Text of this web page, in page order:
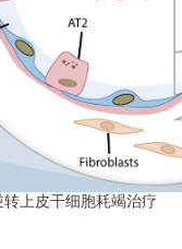
上皮干细胞耗竭治疗